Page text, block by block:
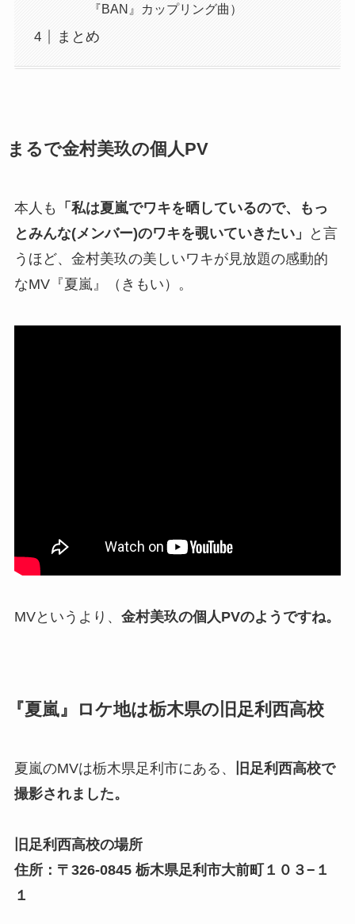
『BAN』カップリング曲）
まとめ
まるで金村美玖の個人PV
本人も
「私は夏嵐でワキを晒しているので、もっ
とみんな(メンバー)のワキを覗いていきたい」
と言
うほど、金村美玖の美しいワキが見放題の感動的
なMV『夏嵐』（きもい）。
MVというより、 金村美玖の個人PVのようですね。
『夏嵐』ロケ地は栃木県の旧足利西高校
夏嵐のMVは栃木県足利市にある、
旧足利西高校で
撮影されました。
旧足利西高校の場所
住所：〒326-0845 栃木県足利市大前町１０３−１
１